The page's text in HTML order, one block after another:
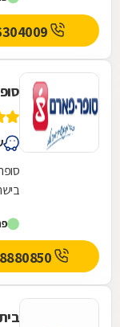
04-6304009